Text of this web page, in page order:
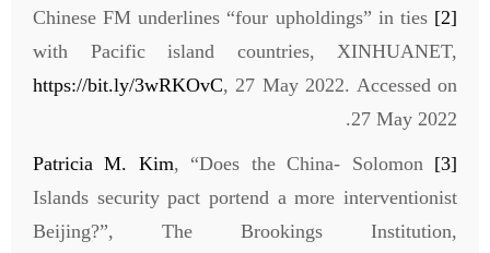
[2]
Chinese FM underlines “four upholdings” in ties
with Pacific island countries, XINHUANET,
https://bit.ly/3wRKOvC, 27 May 2022. Accessed on
27 May 2022.
[3]
Patricia M. Kim, “Does the China- Solomon
Islands security pact portend a more interventionist
Beijing?”, The Brookings Institution,